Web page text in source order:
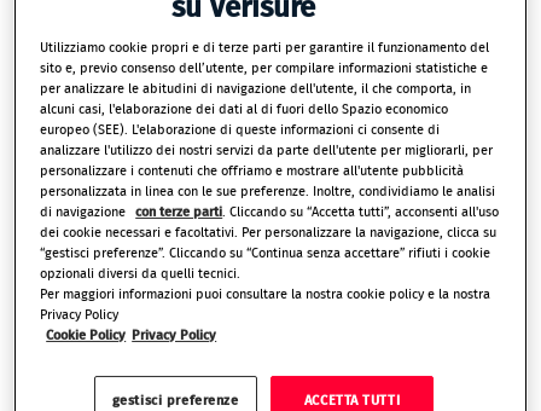
creati in soli 7 anni.
Stefan Konrad Mendez è stato nominato nuovo
Direttore Generale di Verisure Italia, azienda del
Gruppo multinazionale leader d’Europa (Berg Insight
2020) nel settore dei sistemi di allarme monitorati
per case e negozi, presente in 16 Nazioni con
3,8 milioni di clienti e 23.000 dipendenti nel mondo.
Nata a Roma a fine 2013,Verisure Italia ha
inaugurato il 2021 con il traguardo di 150.000 clienti
settembre 2019, festeggiava i primi 100.000. Nel 2020,
su Verisure
Utilizziamo cookie propri e di terze parti per garantire il funzionamento del
sito e, previo consenso dell’utente, per compilare informazioni statistiche e
per analizzare le abitudini di navigazione dell'utente, il che comporta, in
alcuni casi, l'elaborazione dei dati al di fuori dello Spazio economico
europeo (SEE). L'elaborazione di queste informazioni ci consente di
analizzare l'utilizzo dei nostri servizi da parte dell'utente per migliorarli, per
personalizzare i contenuti che offriamo e mostrare all'utente pubblicità
personalizzata in linea con le sue preferenze. Inoltre, condividiamo le analisi
di navigazione
con terze parti . Cliccando su “Accetta tutti”, acconsenti all'uso
dei cookie necessari e facoltativi. Per personalizzare la navigazione, clicca su
“gestisci preferenze”. Cliccando su “Continua senza accettare” rifiuti i cookie
opzionali diversi da quelli tecnici.
Per maggiori informazioni puoi consultare la nostra cookie policy e la nostra
Privacy Policy
Cookie Policy
Privacy Policy
gestisci preferenze ACCETTA TUTTI